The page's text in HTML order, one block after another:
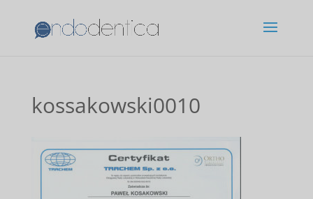
kossakowski0010